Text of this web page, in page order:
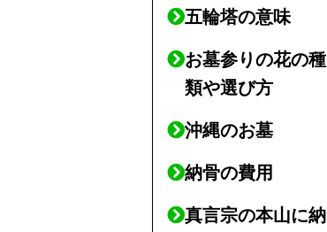
五輪塔の意味
お墓参りの花の種
類や選び方
沖縄のお墓
納骨の費用
真言宗の本山に納